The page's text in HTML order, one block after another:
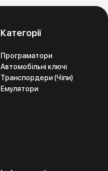
Категорії
Програматори
Автомобільні ключі
Транспордери (Чіпи)
Емулятори